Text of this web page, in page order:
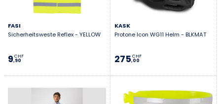
FASI
Sicherheitsweste Reflex - YELLOW
9,90
CHF
KASK
Protone Icon WG11 Helm - BLKMAT
275,00
CHF